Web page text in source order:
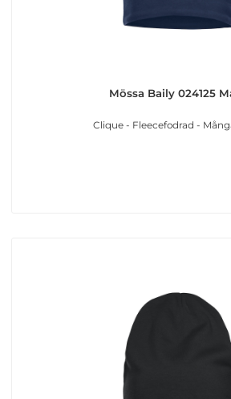
Mössa Baily 024125
Clique - Fleecefodrad -